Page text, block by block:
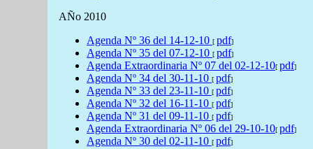
AÑo 2010
Agenda Nº 36 del 14-12-10 [ pdf]
Agenda Nº 35 del 07-12-10 [ pdf]
Agenda Extraordinaria Nº 07 del 02-12-10[ pdf]
Agenda Nº 34 del 30-11-10 [ pdf]
Agenda Nº 33 del 23-11-10 [ pdf]
Agenda Nº 32 del 16-11-10 [ pdf]
Agenda Nº 31 del 09-11-10 [ pdf]
Agenda Extraordinaria Nº 06 del 29-10-10[ pdf]
Agenda Nº 30 del 02-11-10 [ pdf]